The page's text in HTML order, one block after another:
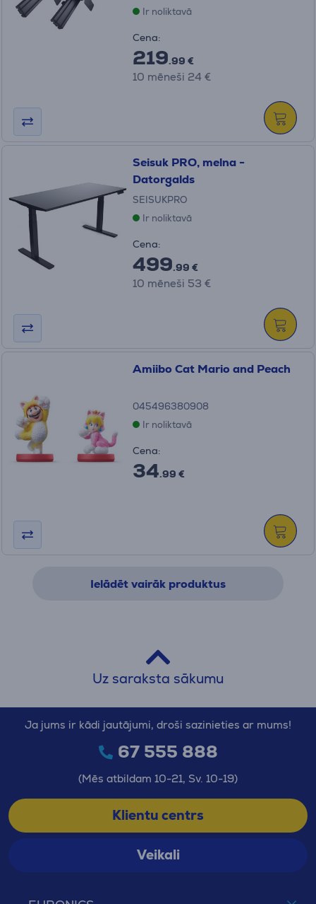
Ir noliktavā
Cena:
219.99 €
10 mēneši 24 €
Seisuk PRO, melna -
Datorgalds
SEISUKPRO
Ir noliktavā
Cena:
499.99 €
10 mēneši 53 €
Amiibo Cat Mario and Peach
045496380908
Ir noliktavā
Cena:
34.99 €
Ielādēt vairāk produktus
Uz saraksta sākumu
Ja jums ir kādi jautājumi, droši sazinieties ar mums!
67 555 888
(Mēs atbildam 10-21, Sv. 10-19)
Klientu centrs
Veikali